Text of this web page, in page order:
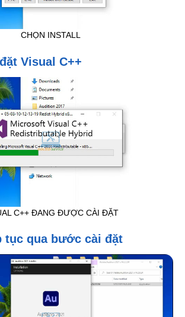
CHỌN INSTALL
Visual C++
C++ ĐANG ĐƯỢC CÀI ĐẶT
tục qua bước cài đặt